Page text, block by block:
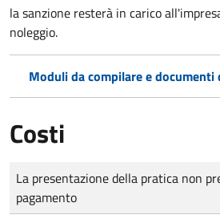
la sanzione resterà in carico
noleggio.
Moduli da compilare e documenti
Costi
Tipo di pagamento
Importo
La presentazione della pratica non
pagamento